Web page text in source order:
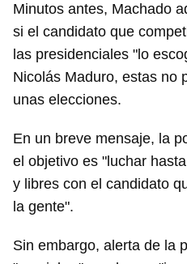
Minutos antes, Machado
si el candidato que
las presidenciales "lo
Nicolás Maduro, estas no
unas elecciones.
En un breve mensaje, la
el objetivo es "luchar
y libres con el candidato
la gente".
Sin embargo, alerta de la